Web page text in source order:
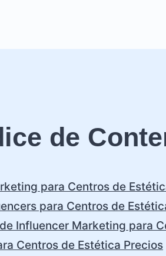
de
para Centros de
para Centros de
Influencer Marketing para
Centros de Estética Precios